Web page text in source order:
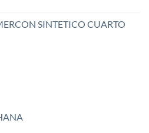
SINTETICO CUARTO